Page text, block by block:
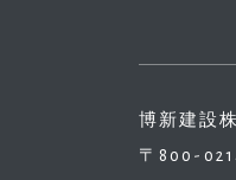
博新建設
〒800-